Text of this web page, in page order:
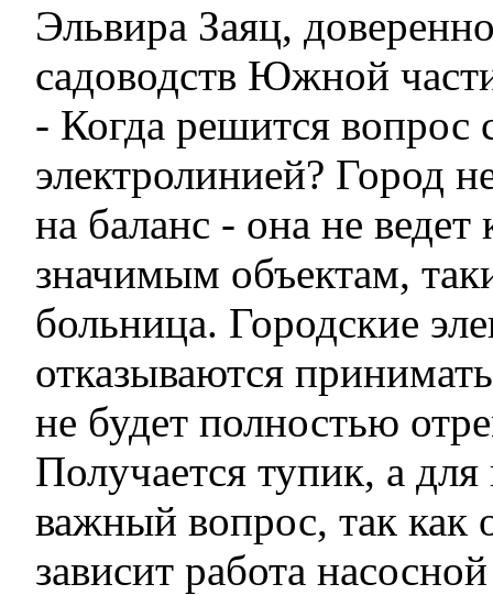
Эльвира Заяц,
садоводств Южной
- Когда решится вопрос
электролинией? Город
на баланс - она не ведет
значимым объектам,
больница. Городские
отказываются
не будет полностью
Получается тупик, а
важный вопрос, так как
зависит работа